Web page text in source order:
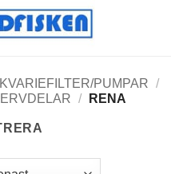
PUMPAR /
/ RENA